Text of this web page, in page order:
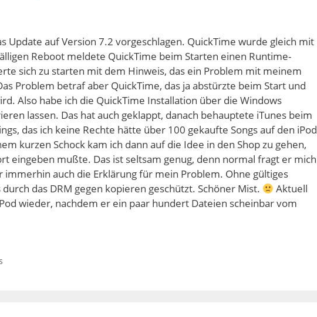
Update auf Version 7.2 vorgeschlagen. QuickTime wurde gleich mit
Reboot meldete QuickTime beim Starten einen Runtime-
sich zu starten mit dem Hinweis, das ein Problem mit meinem
Problem betraf aber QuickTime, das ja abstürzte beim Start und
Also habe ich die QuickTime Installation über die Windows
lassen. Das hat auch geklappt, danach behauptete iTunes beim
das ich keine Rechte hätte über 100 gekaufte Songs auf den iPod
kurzen Schock kam ich dann auf die Idee in den Shop zu gehen,
eingeben mußte. Das ist seltsam genug, denn normal fragt er mich
immerhin auch die Erklärung für mein Problem. Ohne gültiges
durch das DRM gegen kopieren geschützt. Schöner Mist.
Aktuell
wieder, nachdem er ein paar hundert Dateien scheinbar vom